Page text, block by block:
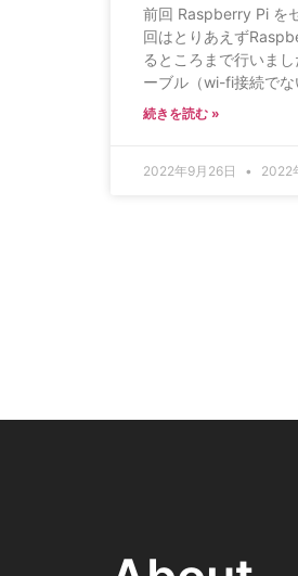
前回 Raspberry Pi を
回はとりあえず
るところまで行いま
ーブル（wi-fi接続で
続きを読む »
2022年9月26日 2022